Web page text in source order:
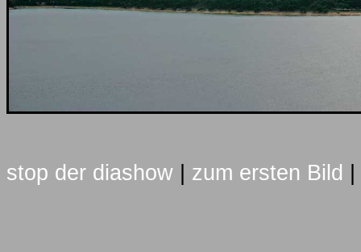
stop der diashow zum ersten Bild